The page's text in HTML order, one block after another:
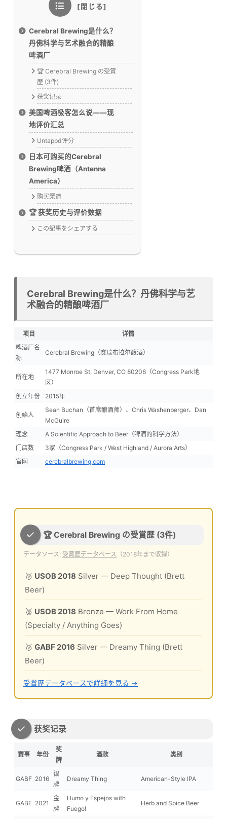
Cerebral Brewing是什么？
丹佛科学与艺术融合的精酿
啤酒厂
🏆 Cerebral Brewing の受賞
歴 (3件)
获奖记录
美国啤酒极客怎么说——现
地评价汇总
Untappd评分
日本可购买的Cerebral
Brewing啤酒（Antenna
America）
购买渠道
🏆 获奖历史与评价数据
この記事をシェアする
Cerebral Brewing是什么？丹佛科学与艺
术融合的精酿啤酒厂
项目
详情
啤酒厂名
称
Cerebral Brewing（赛瑞布拉尔酿酒）
所在地
1477 Monroe St, Denver, CO 80206（Congress Park地
区）
创立年份
2015年
创始人
Sean Buchan（首席酿酒师）、Chris Washenberger、Dan
McGuire
理念
A Scientific Approach to Beer（啤酒的科学方法）
门店数
3家（Congress Park / West Highland / Aurora Arts）
官网
cerebralbrewing.com
🏆 Cerebral Brewing の受賞歴 (3件)
データソース: 受賞歴データベース （2018年まで収録）
🥈 USOB 2018 Silver — Deep Thought (Brett
Beer)
🥉 USOB 2018 Bronze — Work From Home
(Specialty / Anything Goes)
🥈 GABF 2016 Silver — Dreamy Thing (Brett
Beer)
受賞歴データベースで詳細を見る →
获奖记录
赛事 年份
奖
牌
酒款 类别
GABF 2016
银
牌
Dreamy Thing American-Style IPA
GABF 2021
金
牌
Humo y Espejos with
Fuego!
Herb and Spice Beer